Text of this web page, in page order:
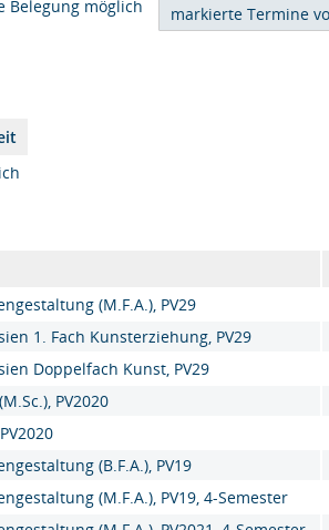
Belegung möglich
(M.F.A.), PV29
1. Fach Kunsterziehung, PV29
Doppelfach Kunst, PV29
PV2020
(B.F.A.), PV19
(M.F.A.), PV19, 4-Semester